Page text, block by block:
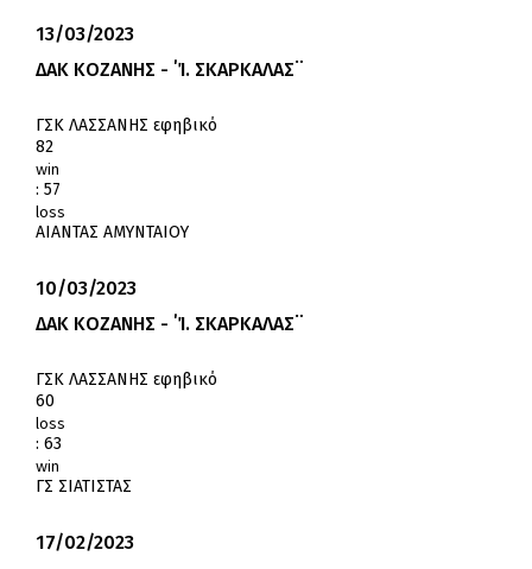
13/03/2023
ΔΑΚ ΚΟΖΑΝΗΣ - ΄Ί. ΣΚΑΡΚΑΛΑΣ¨
ΓΣΚ ΛΑΣΣΑΝΗΣ εφηβικό
82
win
: 57
loss
ΑΙΑΝΤΑΣ ΑΜΥΝΤΑΙΟΥ
10/03/2023
ΔΑΚ ΚΟΖΑΝΗΣ - ΄Ί. ΣΚΑΡΚΑΛΑΣ¨
ΓΣΚ ΛΑΣΣΑΝΗΣ εφηβικό
60
loss
: 63
win
ΓΣ ΣΙΑΤΙΣΤΑΣ
17/02/2023